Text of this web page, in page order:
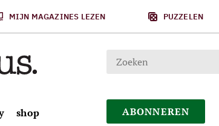
MIJN MAGAZINES LEZEN PUZZELEN
shop ABONNEREN